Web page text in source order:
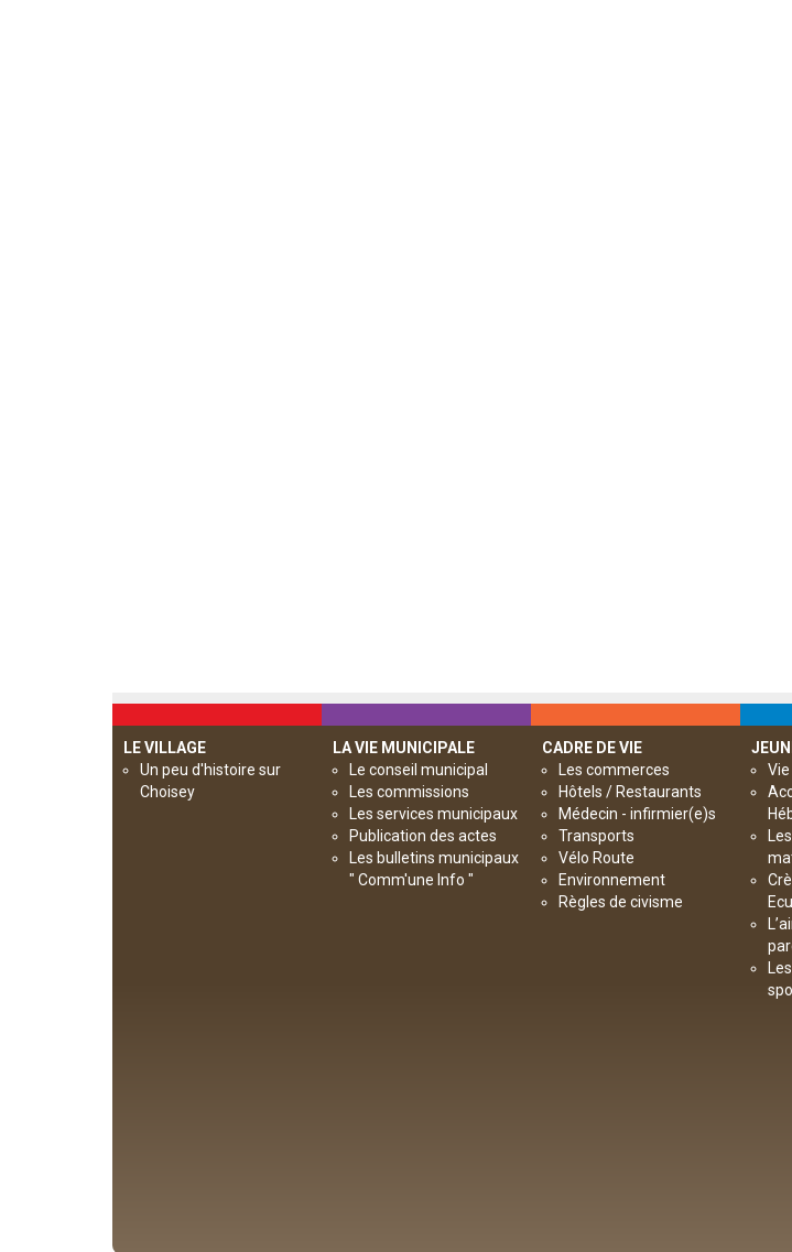
LE VILLAGE
Un peu d'histoire sur
Choisey
LA VIE MUNICIPALE
Le conseil municipal
Les commissions
Les services municipaux
Publication des actes
Les bulletins municipaux
" Comm'une Info "
CADRE DE VIE
Les commerces
Hôtels / Restaurants
Médecin - infirmier(e)s
Transports
Vélo Route
Environnement
Règles de civisme